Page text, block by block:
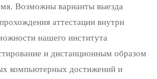
Возможны варианты выезда
аттестации внутри
нашего института
и дистанционным образом
компьютерных достижений и